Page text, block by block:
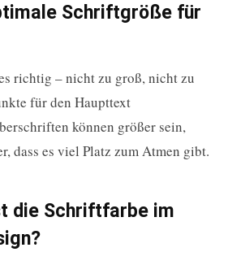
Schriftgröße für
richtig – nicht zu groß, nicht zu
für den Haupttext
können größer sein,
dass es viel Platz zum Atmen gibt.
die Schriftfarbe im